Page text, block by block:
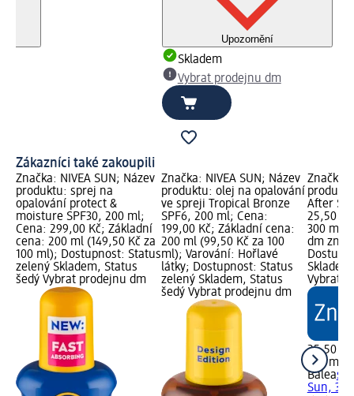
Upozornění
Skladem
Vybrat prodejnu dm
Zákazníci také zakoupili
Značka: NIVEA SUN; Název
produktu: sprej na
opalování protect &
moisture SPF30, 200 ml;
Cena: 299,00 Kč; Základní
cena: 200 ml (149,50 Kč za
100 ml); Dostupnost: Status
zelený Skladem, Status
šedý Vybrat prodejnu dm
Značka: NIVEA SUN; Název
produktu: olej na opalování
ve spreji Tropical Bronze
SPF6, 200 ml; Cena:
199,00 Kč; Základní cena:
200 ml (99,50 Kč za 100
ml); Varování: Hořlavé
látky; Dostupnost: Status
zelený Skladem, Status
šedý Vybrat prodejnu dm
Značka:
After
25,50
300 ml
dm
Vybrat
25,50 Kč
300 ml
Balea
Sun,